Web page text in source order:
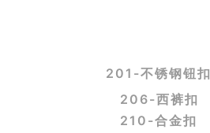
201-不锈钢钮扣
206-西裤扣
210-合金扣